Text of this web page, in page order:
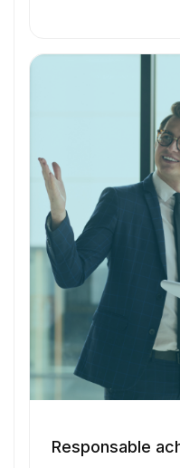
Sélectionner une
Responsable